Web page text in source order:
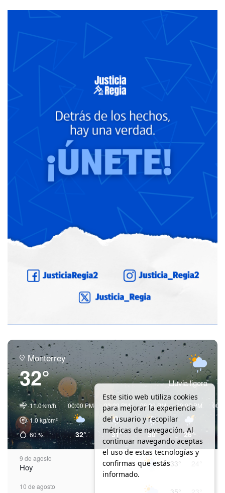
Monterrey
32° Lluvia ligera
11.0 km/h
1.0kg/cm²
60%
00:00 PM
32°
03:00 PM
31°
06:00 PM
30°
09:00 PM
26°
9 de agosto
Hoy 33°
10 de agosto
Este sitio web utiliza cookies
para mejorar la experiencia
del usuario y recopilar
métricas de navegación. Al
continuar navegando aceptas
el uso de estas tecnologías y
confirmas que estás
informado.